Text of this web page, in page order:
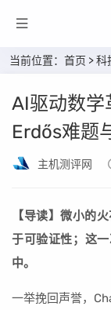
当前位置： 首页 >科
AI驱动数学
Erdős难题
主机测评网
【导读】微小的
于可验证性；这
中。
一举挽回声誉，